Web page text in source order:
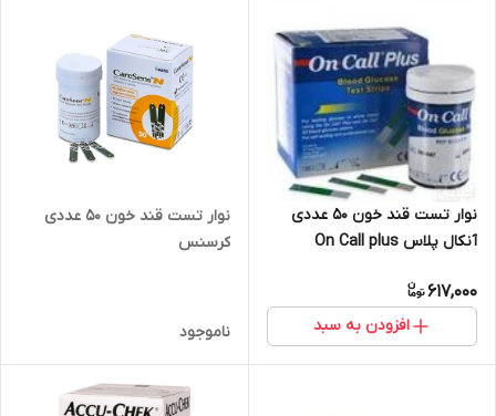
نوار تست قند خون 50 عددی
آنکال پلاس On Call plus
617,000
افزودن به سبد
نوار تست قند خون ۵۰ عددی
کرسنس
ناموجود